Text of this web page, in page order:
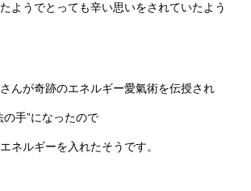
ようでとっても辛い思いをされていたよう
んが奇跡のエネルギー愛氣術を伝授され
手”になったので
ネルギーを入れたそうです。